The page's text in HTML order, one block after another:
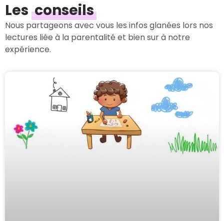
Les conseils
Nous partageons avec vous les infos glanées lors nos
lectures liée à la parentalité et bien sur à notre
expérience.